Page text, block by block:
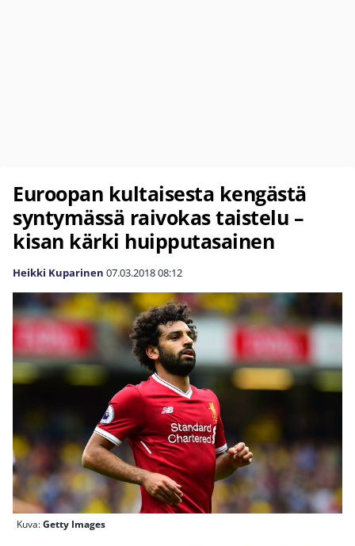
Euroopan kultaisesta kengästä
syntymässä raivokas taistelu –
kisan kärki huipputasainen
Heikki Kuparinen 07.03.201808:12
Kuva:Getty Images